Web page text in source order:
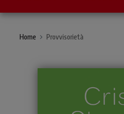
Home Provvisorietà